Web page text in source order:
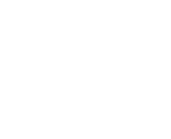
(-18%). Vorher 29,99 €. (-56%)